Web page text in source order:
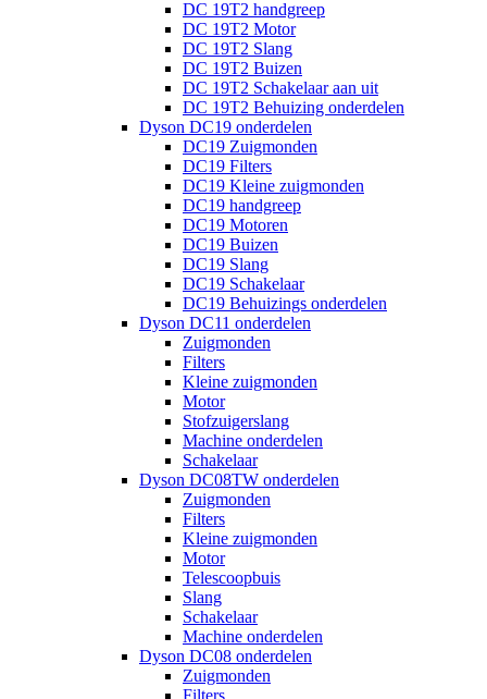
DC 19T2 handgreep
DC 19T2 Motor
DC 19T2 Slang
DC 19T2 Buizen
DC 19T2 Schakelaar aan uit
DC 19T2 Behuizing onderdelen
Dyson DC19 onderdelen
DC19 Zuigmonden
DC19 Filters
DC19 Kleine zuigmonden
DC19 handgreep
DC19 Motoren
DC19 Buizen
DC19 Slang
DC19 Schakelaar
DC19 Behuizings onderdelen
Dyson DC11 onderdelen
Zuigmonden
Filters
Kleine zuigmonden
Motor
Stofzuigerslang
Machine onderdelen
Schakelaar
Dyson DC08TW onderdelen
Zuigmonden
Filters
Kleine zuigmonden
Motor
Telescoopbuis
Slang
Schakelaar
Machine onderdelen
Dyson DC08 onderdelen
Zuigmonden
Filters